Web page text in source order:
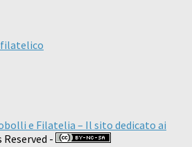
filatelico
e Filatelia – Il sito dedicato ai
-